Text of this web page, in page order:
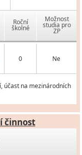
Roční
školné
Možnost
studia pro
ZP
0 Ne
účast na mezinárodních
činnost